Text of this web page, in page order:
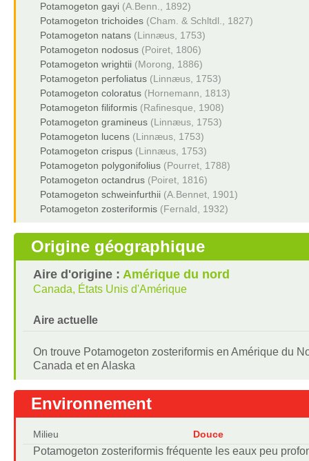
Potamogeton gayi (A.Benn., 1892)
Potamogeton trichoides (Cham. & Schltdl., 1827)
Potamogeton natans (Linnæus, 1753)
Potamogeton nodosus (Poiret, 1806)
Potamogeton wrightii (Morong, 1886)
Potamogeton perfoliatus (Linnæus, 1753)
Potamogeton coloratus (Hornemann, 1813)
Potamogeton filiformis (Rafinesque, 1908)
Potamogeton gramineus (Linnæus, 1753)
Potamogeton lucens (Linnæus, 1753)
Potamogeton crispus (Linnæus, 1753)
Potamogeton polygonifolius (Pourret, 1788)
Potamogeton octandrus (Poiret, 1816)
Potamogeton schweinfurthii (A.Bennet, 1901)
Potamogeton zosteriformis (Fernald, 1932)
Origine géographique
Aire d'origine : Amérique du nord
Canada, États Unis d'Amérique
Aire actuelle
On trouve Potamogeton zosteriformis en Amérique du
Canada et en Alaska
Environnement
Milieu Douce
Potamogeton zosteriformis fréquente les eaux peu